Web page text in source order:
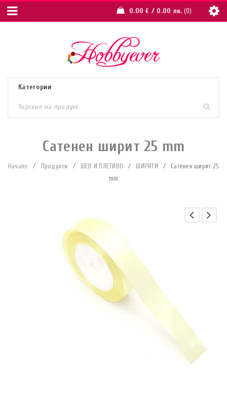
0.00€ / 0.00 лв. 0
Сатенен ширит 25 mm
Начало / Продукти / ШЕВ И ПЛЕТИВО / ШИРИТИ /
Сатенен ширит 25
mm